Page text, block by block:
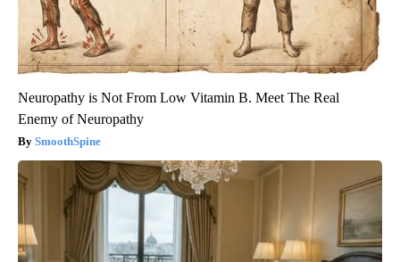
Neuropathy is Not From Low Vitamin B. Meet The Real
Enemy of Neuropathy
SmoothSpine